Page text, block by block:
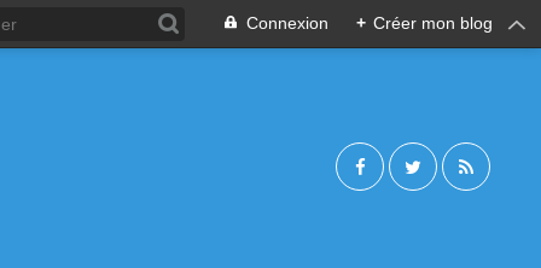
Connexion + Créer mon blog